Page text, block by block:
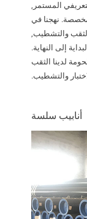
المستمر,
مخصصة. نهجنا في
الثقب والتشطيب,
إلى النهاية.
لدينا الثقب
والتشطيب.
أنابيب سلسة